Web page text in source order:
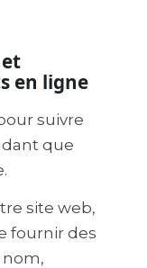
en ligne
suivre
que
site web,
fournir des